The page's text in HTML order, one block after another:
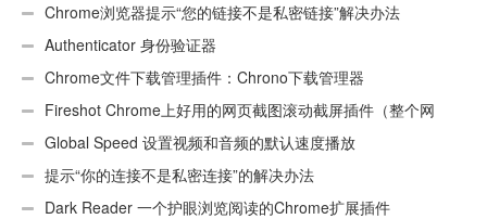
ts文件Chrome浏览器提示“您的链接不是私密链接”解决办法
Authenticator 身份验证器
Chrome文件下载管理插件：Chrono下载管理器
Fireshot Chrome上好用的网页截图滚动截屏插件（整个网
页）Global Speed 设置视频和音频的默认速度播放
提示“你的连接不是私密连接”的解决办法
Dark Reader 一个护眼浏览阅读的Chrome扩展插件